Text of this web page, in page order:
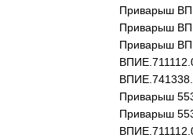
Приварыш
Приварыш
Приварыш
Приварыш
Приварыш